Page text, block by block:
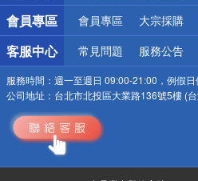
會員專區 會員專區 大宗採購
客服中心 常見問題 服務公告
服務時間： 週一至週日 09:00-21:00，例假
公司地址： 台北市北投區大業路136號5樓 (